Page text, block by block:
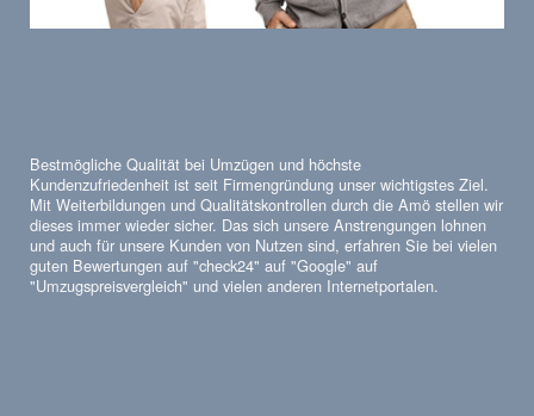
Bestmögliche Qualität bei Umzügen und höchste
Kundenzufriedenheit ist seit Firmengründung unser wichtigstes Ziel.
Mit Weiterbildungen und Qualitätskontrollen durch die Amö stellen wir
dieses immer wieder sicher. Das sich unsere Anstrengungen lohnen
und auch für unsere Kunden von Nutzen sind, erfahren Sie bei vielen
guten Bewertungen auf "check24" auf "Google" auf
"Umzugspreisvergleich" und vielen anderen Internetportalen.